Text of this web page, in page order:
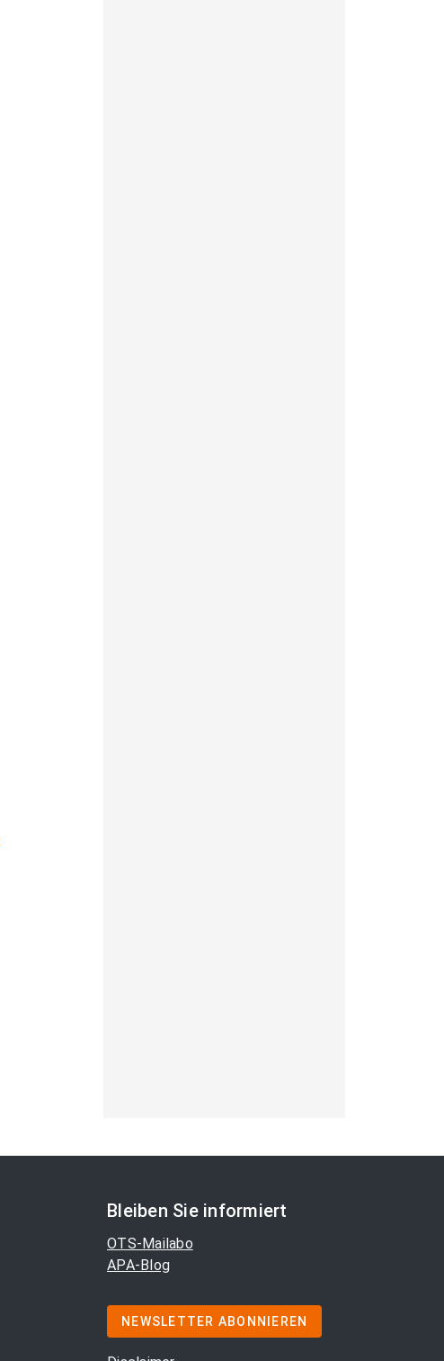
Bleiben Sie informiert
OTS-Mailabo
APA-Blog
NEWSLETTER ABONNIEREN